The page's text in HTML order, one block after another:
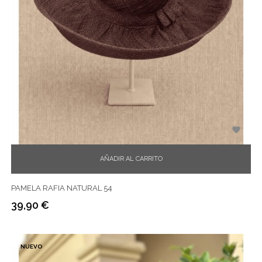
AÑADIR AL CARRITO

PAMELA RAFIA NATURAL 54
Precio
39,90 €
NUEVO